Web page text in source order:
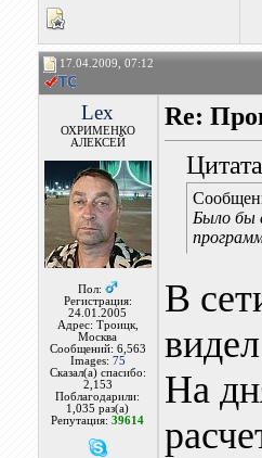
17.04.2009, 07:12
Lex
ОХРИМЕНКО
АЛЕКСЕЙ
Пол:
Регистрация:
24.01.2005
Адрес: Троицк,
Москва
Сообщений: 6,563
Images: 75
Сказал(а) спасибо:
2,153
Поблагодарили:
1,035 раз(а)
Репутация:39614
Re:
Было бы
В
На